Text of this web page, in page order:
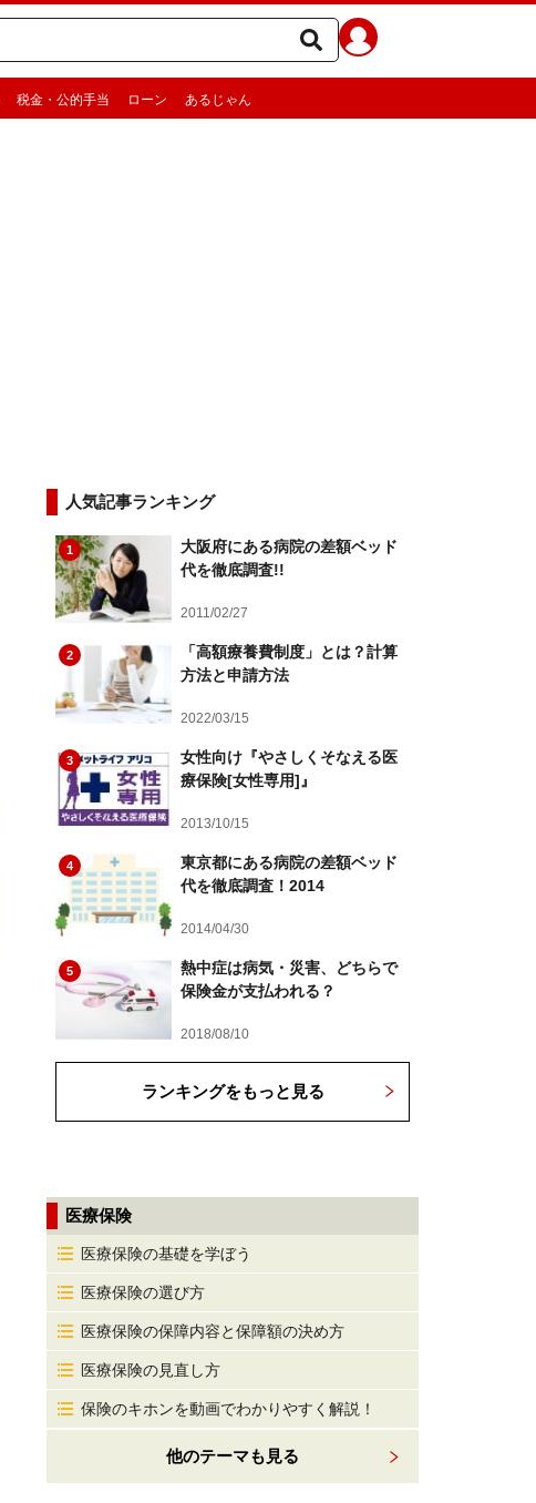
税金・公的手当 ローン あるじゃん
人気記事ランキング
1
大阪府にある病院の差額ベッド
代を徹底調査!!
2011/02/27
2
「高額療養費制度」とは？計算
方法と申請方法
2022/03/15
3
女性向け『やさしくそなえる医
療保険[女性専用]』
2013/10/15
4
東京都にある病院の差額ベッド
代を徹底調査！2014
2014/04/30
5
熱中症は病気・災害、どちらで
保険金が支払われる？
2018/08/10
ランキングをもっと見る
医療保険
医療保険の基礎を学ぼう
医療保険の選び方
医療保険の保障内容と保障額の決め方
医療保険の見直し方
保険のキホンを動画でわかりやすく解説！
他のテーマも見る